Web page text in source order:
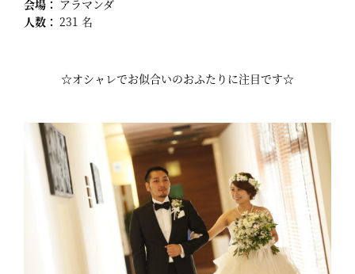
会場： アラマンダ
人数： 231 名
☆オシャレでお似合いのおふたりに注目です☆